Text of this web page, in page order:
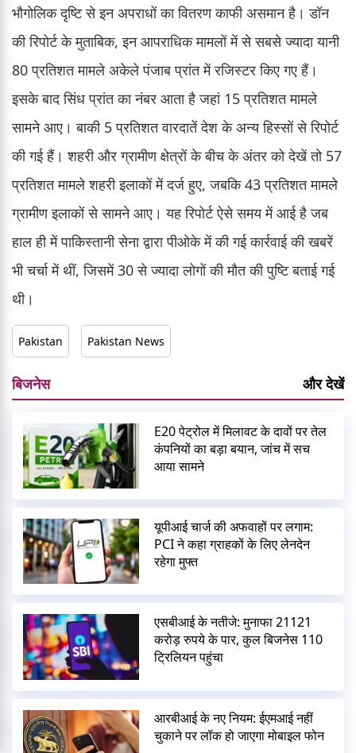
भौगोलिक दृष्टि से इन अपराधों का वितरण काफी असमान है। डॉन
की रिपोर्ट के मुताबिक, इन आपराधिक मामलों में से सबसे ज्यादा यानी
80 प्रतिशत मामले अकेले पंजाब प्रांत में रजिस्टर किए गए हैं।
इसके बाद सिंध प्रांत का नंबर आता है जहां 15 प्रतिशत मामले
सामने आए। बाकी 5 प्रतिशत वारदातें देश के अन्य हिस्सों से रिपोर्ट
की गई हैं। शहरी और ग्रामीण क्षेत्रों के बीच के अंतर को देखें तो 57
प्रतिशत मामले शहरी इलाकों में दर्ज हुए, जबकि 43 प्रतिशत मामले
ग्रामीण इलाकों से सामने आए। यह रिपोर्ट ऐसे समय में आई है जब
हाल ही में पाकिस्तानी सेना द्वारा पीओके में की गई कार्रवाई की खबरें
भी चर्चा में थीं, जिसमें 30 से ज्यादा लोगों की मौत की पुष्टि बताई गई
थी।
Pakistan Pakistan News
बिजनेस और देखें
E20 पेट्रोल में मिलावट के दावों पर तेल
कंपनियों का बड़ा बयान, जांच में सच
आया सामने
यूपीआई चार्ज की अफवाहों पर लगाम:
PCI ने कहा ग्राहकों के लिए लेनदेन
रहेगा मुफ्त
एसबीआई के नतीजे: मुनाफा 21121
करोड़ रुपये के पार, कुल बिजनेस 110
ट्रिलियन पहुंचा
आरबीआई के नए नियम: ईएमआई नहीं
चुकाने पर लॉक हो जाएगा मोबाइल फोन